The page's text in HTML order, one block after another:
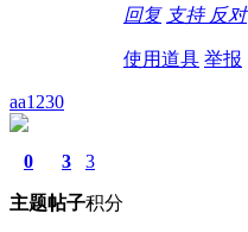
回复 支持 反对
使用道具 举报
aa1230
0
主题
3
帖子
3
积分